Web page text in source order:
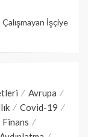
İşçiye
Avrupa
Covid-19
Finans